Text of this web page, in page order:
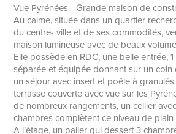
Vue Pyrénées - Grande maison de
Au calme, située dans un quartier
du centre- ville et de ses commodités,
maison lumineuse avec de beaux
Elle possède en RDC, une belle entrée,
séparée et équipée donnant sur un coin
un séjour avec insert et poêle à
terrasse couverte avec vue sur les
de nombreux rangements, un cellier
chambres complètent ce niveau de
A l’étage, un palier qui dessert 3